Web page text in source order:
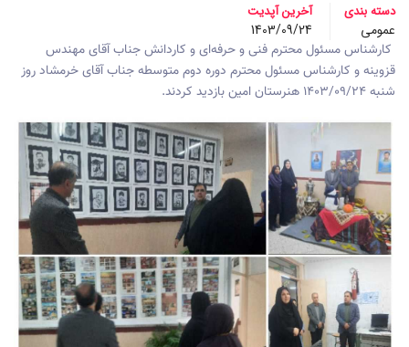
دسته بندی
عمومی
آخرین آپدیت
1403/09/24
کارشناس مسئول محترم فنی و حرفه‌ای و کاردانش جناب آقای مهندس
قزوینه و کارشناس مسئول محترم دوره دوم متوسطه جناب آقای خرمشاد روز
شنبه ۱۴۰۳/۰۹/۲۴ هنرستان امین بازدید کردند.